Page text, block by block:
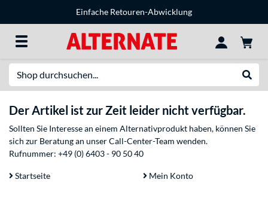
Einfache Retouren-Abwicklung
Der Artikel ist zur Zeit leider nicht verfügbar.
Sollten Sie Interesse an einem Alternativprodukt haben, können Sie
sich zur Beratung an unser Call-Center-Team wenden.
Rufnummer: +49 (0) 6403 - 90 50 40
Startseite Mein Konto